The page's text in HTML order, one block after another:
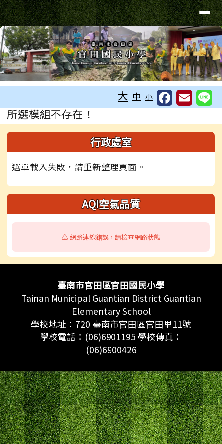
跳至主內容區
台南市官田國小
導覽列
大 中 小
主內容區域
所選模組不存在！
左邊區域內容 行政處室
選單載入失敗，請重新整理頁面。
AQI空氣品質
⚠️ 網路連線錯誤，請檢查網路狀態
頁尾區域
頁尾區域內容臺南市官田區官田國民小學
Tainan Municipal Guantian District Guantian
Elementary School
學校地址：720 臺南市官田區官田里11號
學校電話：(06)6901195 學校傳真：
(06)6900426